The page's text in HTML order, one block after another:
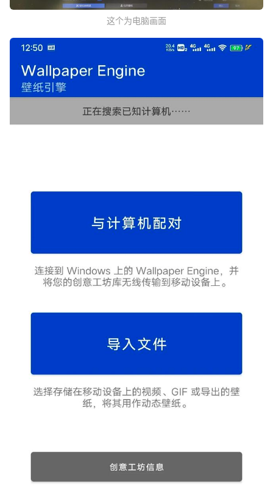
这个为电脑画面